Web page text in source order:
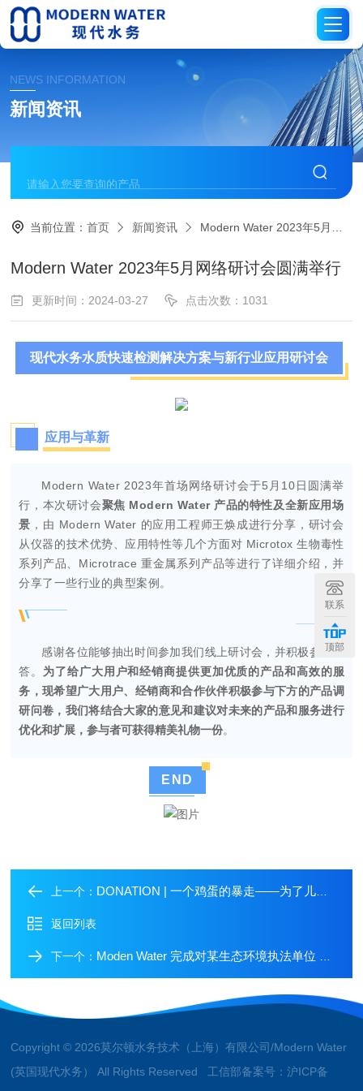
NEWS INFORMATION
新闻资讯
当前位置：首页 新闻资讯 Modern Water 2023年5月网络研讨会圆满举行
Modern Water 2023年5月网络研讨会圆满举行
更新时间：2024-03-27 点击次数：1031
现代水务水质快速检测解决方案与新行业应用研讨会
应用与革新
Modern Water 2023年首场网络研讨会于5月10日圆满举
行，本次研讨会聚焦 Modern Water 产品的特性及全新应用场
景 ，由 Modern Water 的应用工程师王焕成进行分享，研讨会
从仪器的技术优势、应用特性等几个方面对 Microtox 生物毒性
系列产品、Microtrace 重金属系列产品等进行了详细介绍，并
分享了一些行业的典型案例。
感谢各位能够抽出时间参加我们线上研讨会，并积极参加问
答。 为了给广大用户和经销商提供更加优质的产品和高效的服
务，现希望广大用户、经销商和合作伙伴积极参与下方的产品调
研问卷， 我们将结合大家的意见和建议对未来的产品和服务进行
优化和扩展，参与者可获得精美礼物一份。
END
上一个： DONATION | 一个鸡蛋的暴走——为了儿童的健康成长、平等发展
返回列表
下一个： Moden Water 完成对某生态环境执法单位 PDV 系列重金属分析仪的交付培训
Copyright © 2026莫尔顿水务技术（上海）有限公司/Modern Water
(英国现代水务） All Rights Reserved 工信部备案号：沪ICP备
联系
顶部